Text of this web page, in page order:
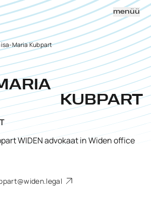
menüü
Maria Kubpart
KUBPART